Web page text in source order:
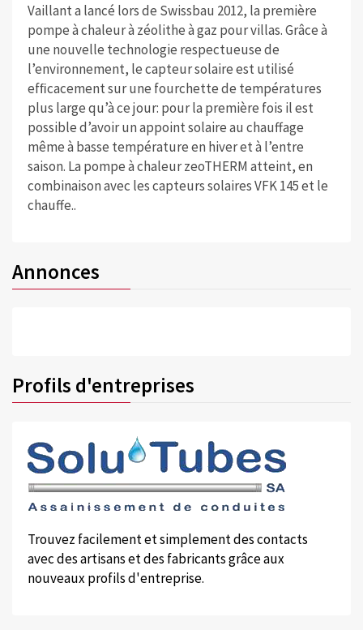
Vaillant a lancé lors de Swissbau 2012, la première
pompe à chaleur à zéolithe à gaz pour villas. Grâce à
une nouvelle technologie respectueuse de
l’environnement, le capteur solaire est utilisé
efﬁcacement sur une fourchette de températures
plus large qu’à ce jour: pour la première fois il est
possible d’avoir un appoint solaire au chauffage
même à basse température en hiver et à l’entre
saison. La pompe à chaleur zeoTHERM atteint, en
combinaison avec les capteurs solaires VFK 145 et le
chauffe..
Annonces
Profils d'entreprises
Trouvez facilement et simplement des contacts
avec des artisans et des fabricants grâce aux
nouveaux profils d'entreprise.